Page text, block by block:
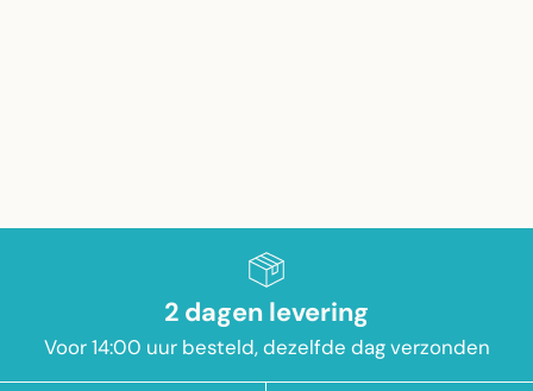
2 dagen levering
Voor 14:00 uur besteld, dezelfde dag verzonden